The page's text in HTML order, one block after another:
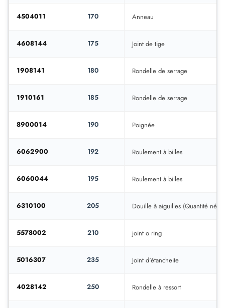
4504011 170 Anneau
4608144 175 Joint de tige
1908141 180 Rondelle de serrage
1910161 185 Rondelle de serrage
8900014 190 Poignée
6062900 192 Roulement à billes
6060044 195 Roulement à billes
6310100 205 Douille à aiguilles (Quantité
5578002 210 joint o ring
5016307 235 Joint d'étancheite
4028142 250 Rondelle à ressort